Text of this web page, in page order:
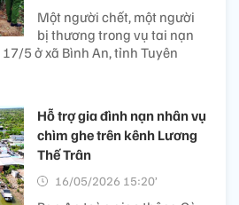
Một người chết, một người
bị thương trong vụ tai nạn
5 ở xã Bình An, tỉnh Tuyên
Hỗ trợ gia đình nạn nhân vụ
chìm ghe trên kênh Lương
Thế Trân
16/05/2026 15:20’